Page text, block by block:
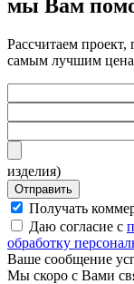
мы Вам
Рассчитаем проект,
самым лучшим
изделия)
Отправить
Получать
Даю согласие с
обработку
Ваше сообщение
Мы скоро с Вами